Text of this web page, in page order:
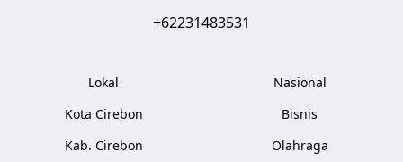
+62231483531
Lokal
Kota Cirebon
Kab. Cirebon
Nasional
Bisnis
Olahraga